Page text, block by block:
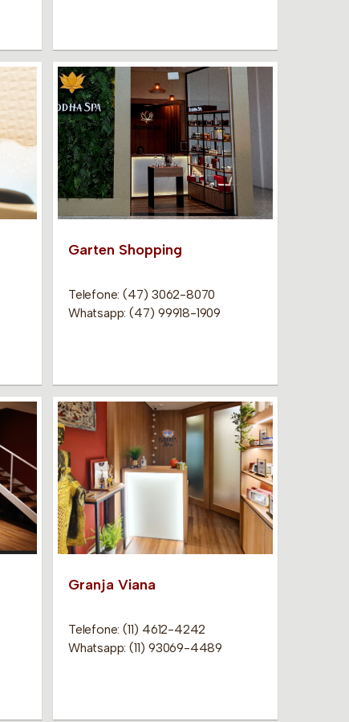
Garten Shopping
Telefone: (47) 3062-8070
Whatsapp: (47) 99918-1909
Granja Viana
Telefone: (11) 4612-4242
Whatsapp: (11) 93069-4489